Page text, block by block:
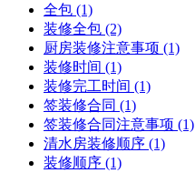
全包 (1)
装修全包 (2)
厨房装修注意事项 (1)
装修时间 (1)
装修完工时间 (1)
签装修合同 (1)
签装修合同注意事项 (1)
清水房装修顺序 (1)
装修顺序 (1)